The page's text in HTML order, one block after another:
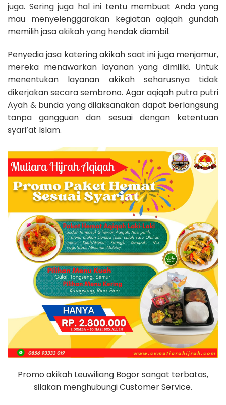
juga. Sering juga hal ini tentu membuat Anda yang
mau menyelenggarakan kegiatan aqiqah gundah
memilih jasa akikah yang hendak diambil.
Penyedia jasa katering akikah saat ini juga menjamur,
mereka menawarkan layanan yang dimiliki. Untuk
menentukan layanan akikah seharusnya tidak
dikerjakan secara sembrono. Agar aqiqah putra putri
Ayah & bunda yang dilaksanakan dapat berlangsung
tanpa gangguan dan sesuai dengan ketentuan
syari’at Islam.
Promo akikah Leuwiliang Bogor sangat terbatas,
silakan menghubungi Customer Service.